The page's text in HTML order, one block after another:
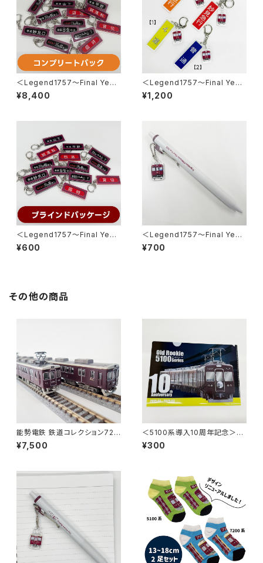
＜Legend1757～Final Year
2026～＞ 側面方向幕キーホル
ダー※コンプリートパック※
¥8,400
＜Legend1757～Final Year
2026～＞スタフ用列車種別プ
レートキーホルダー
¥1,200
＜Legend1757～Final Year
2026～＞ 側面方向幕キーホル
ダー※ブラインドパッケージ※
¥600
＜Legend1757～Final Year
2026～＞チャーム付ボールペ
ン
¥700
その他の商品
能勢電鉄 鉄道コレクション720
0系4両セット
¥7,500
＜5100系導入10周年記念＞ク
リアファイル（写真ver.）
¥300